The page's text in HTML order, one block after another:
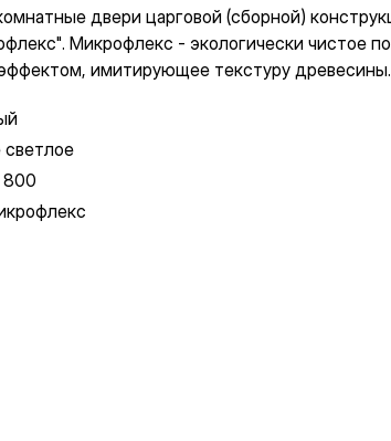
двери царговой (сборной)
Микрофлекс - экологически чистое
имитирующее текстуру древесины.
800